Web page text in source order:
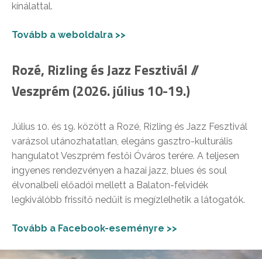
kínálattal.
Tovább a weboldalra >>
Rozé, Rizling és Jazz Fesztivál //
Veszprém (2026. július 10-19.)
Július 10. és 19. között a Rozé, Rizling és Jazz Fesztivál
varázsol utánozhatatlan, elegáns gasztro-kulturális
hangulatot Veszprém festői Óváros terére. A teljesen
ingyenes rendezvényen a hazai jazz, blues és soul
élvonalbeli előadói mellett a Balaton-felvidék
legkiválóbb frissítő nedűit is megízlelhetik a látogatók.
Tovább a Facebook-eseményre >>